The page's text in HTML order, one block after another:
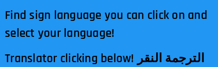
Find sign language you can click on and
select your language!
Translator clicking below! الترجمة النقر